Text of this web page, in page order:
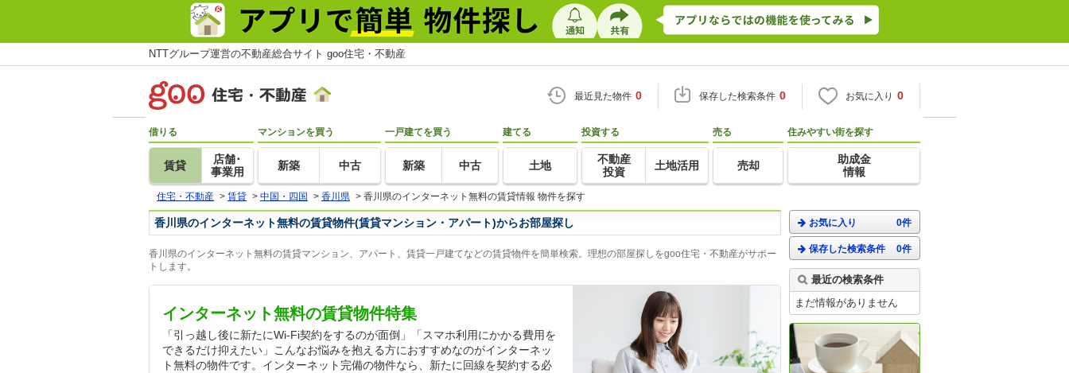
NTTグループ運営の不動産総合サイト goo住宅・不動産
最近見た物件 0 保存した検索条件 0 お気に入り 0
借りる
賃貸
店舗･
事業用
マンションを買う
新築 中古
一戸建てを買う
新築 中古
建てる
土地
投資する
不動産
投資
土地活用
売る
売却
住みやすい街を探す
助成金
情報
住宅・不動産 > 賃貸 > 中国・四国 > 香川県 > 香川県のインターネット無料の賃貸情報 物件を探す
香川県のインターネット無料の賃貸物件(賃貸マンション・アパート)からお部屋探し
香川県のインターネット無料の賃貸マンション、アパート、賃貸一戸建てなどの賃貸物件を簡単検索。理想の部屋探しをgoo住宅・不動産がサポー
トします。
インターネット無料の賃貸物件特集
「引っ越し後に新たにWi-Fi契約をするのが面倒」「スマホ利用にかかる費用を
できるだけ抑えたい」こんなお悩みを抱える方におすすめなのがインターネッ
ト無料の物件です。インターネット完備の物件なら、新たに回線を契約する必
お気に入り 0件
保存した検索条件 0件
最近の検索条件
まだ情報がありません